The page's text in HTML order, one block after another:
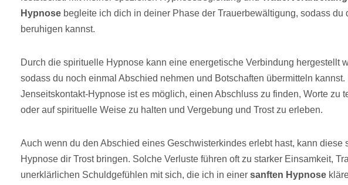
Hypnose begleite ich dich in deiner Phase der Trauerbewältigung, sodass du
beruhigen kannst.
Durch die spirituelle Hypnose kann eine energetische Verbindung hergestellt
sodass du noch einmal Abschied nehmen und Botschaften übermitteln kannst.
Jenseitskontakt-Hypnose ist es möglich, einen Abschluss zu finden, Worte zu
oder auf spirituelle Weise zu halten und Vergebung und Trost zu erleben.
Auch wenn du den Abschied eines Geschwisterkindes erlebt hast, kann diese
Hypnose dir Trost bringen. Solche Verluste führen oft zu starker Einsamkeit,
unerklärlichen Schuldgefühlen mit sich, die ich in einer sanften Hypnose